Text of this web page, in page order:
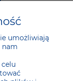
umożliwiają
nam